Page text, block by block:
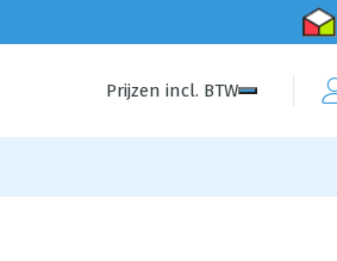
Prijzen incl. BTW